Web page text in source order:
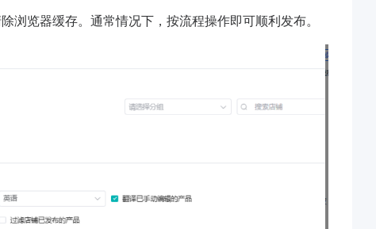
览器缓存。通常情况下，按流程操作即可顺利发布。